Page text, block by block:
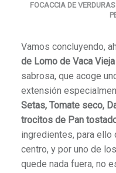
FOCACCIA DE
Vamos concluyendo,
de Lomo de Vaca
sabrosa, que acoge
extensión
Setas, Tomate seco,
trocitos de Pan
ingredientes, para
centro, y por uno de
quede nada fuera, no